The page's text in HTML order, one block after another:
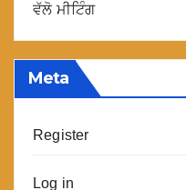
ਵੱਲੋ ਮੀਟਿੰਗ
Meta
Register
Log in